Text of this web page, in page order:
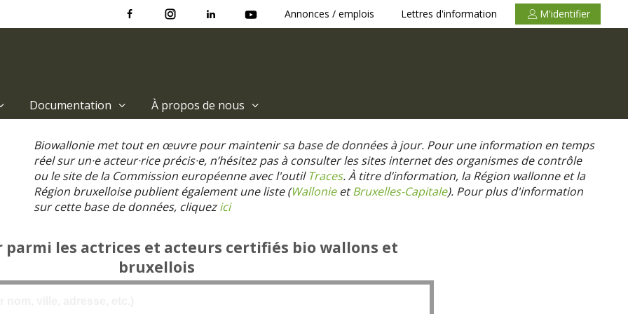
Annonces / emplois Lettres d'information M'identifier
Documentation À propos de nous
Biowallonie met tout en œuvre pour maintenir sa base de données à jour. Pour une information en temps
réel sur un·e acteur·rice précis·e, n’hésitez pas à consulter les sites internet des organismes de contrôle
ou le site de la Commission européenne avec l'outilTraces. À titre d’information, la Région wallonne et la
Région bruxelloise publient également une liste (WallonieetBruxelles-Capitale). Pour plus d'information
sur cette base de données, cliquezici
parmi les actrices et acteurs certifiés bio wallons et
bruxellois